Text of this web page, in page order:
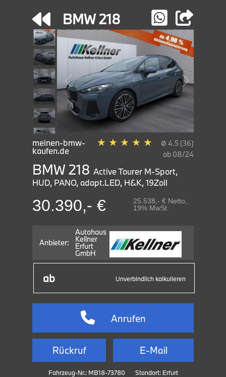
BMW 218
meinen-bmw-
kaufen.de
★ ★ ★ ★ ★ ø 4.5 (36)
ab 08/24
BMW 218 Active Tourer M-Sport,
HUD, PANO, adapt.LED, H&K, 19Zoll
30.390,- €
25.538,- € Netto,
19% MwSt.
Anbieter:
Autohaus
Kellner
Erfurt
GmbH
Unverbindlich kalkulieren
Anrufen
Rückruf E-Mail
Fahrzeug-Nr.: MB18-73780 Standort: Erfurt